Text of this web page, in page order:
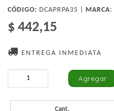
CÓDIGO: DCAPRPA35 | MARCA:
$ 442,15
ENTREGA INMEDIATA
Cant.